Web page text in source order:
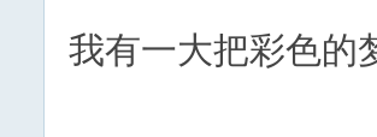
我有一大把彩色的